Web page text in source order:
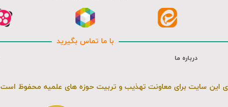
با ما تماس بگیرید
درباره ما
این سایت برای معاونت تهذیب و تربیت حوزه های علمیه محفوظ است